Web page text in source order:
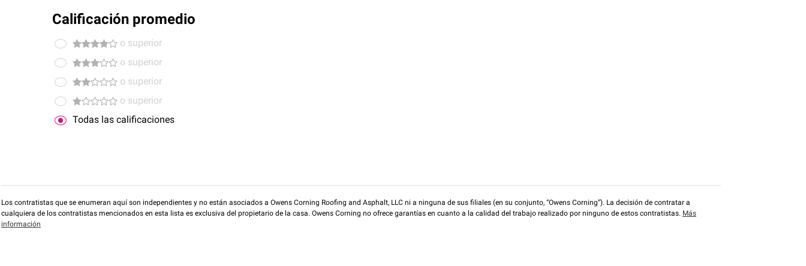
Calificación promedio
o superior
o superior
o superior
o superior
Todas las calificaciones
Los contratistas que se enumeran aquí son independientes y no están asociados a Owens Corning Roofing and Asphalt, LLC ni a ninguna de sus filiales (en su conjunto, “Owens Corning”). La decisión de contratar a
cualquiera de los contratistas mencionados en esta lista es exclusiva del propietario de la casa. Owens Corning no ofrece garantías en cuanto a la calidad del trabajo realizado por ninguno de estos contratistas. Más
información